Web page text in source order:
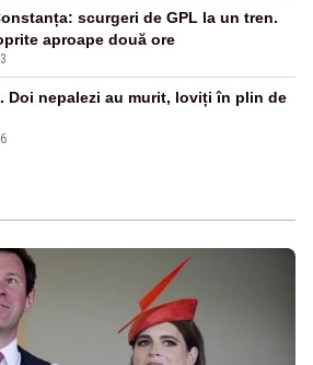
scurgeri de GPL la un tren.
aproape două ore
Doi nepalezi au murit, loviți în plin de